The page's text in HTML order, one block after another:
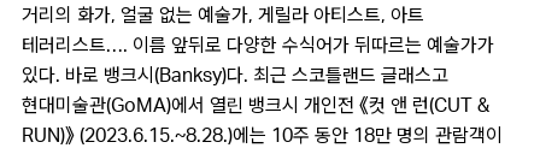
거리의 화가, 얼굴 없는 예술가, 게릴라 아티스트, 아트
테러리스트…. 이름 앞뒤로 다양한 수식어가 뒤따르는 예술가가
있다. 바로 뱅크시(Banksy)다. 최근 스코틀랜드 글래스고
현대미술관(GoMA)에서 열린 뱅크시 개인전 《컷 앤 런(CUT &
RUN)》 (2023.6.15.~8.28.)에는 10주 동안 18만 명의 관람객이